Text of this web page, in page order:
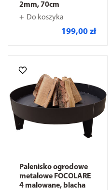
2mm, 70cm
Do koszyka
199,00 zł
Palenisko ogrodowe
metalowe FOCOLARE
4 malowane, blacha